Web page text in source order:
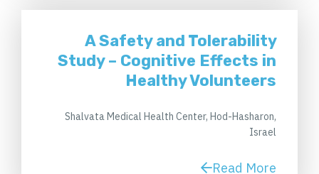
A Safety and Tolerability
Study – Cognitive Effects in
Healthy Volunteers
Shalvata Medical Health Center, Hod-Hasharon,
Israel
Read More